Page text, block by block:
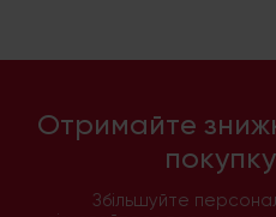
Отримайте
Збільшуйте